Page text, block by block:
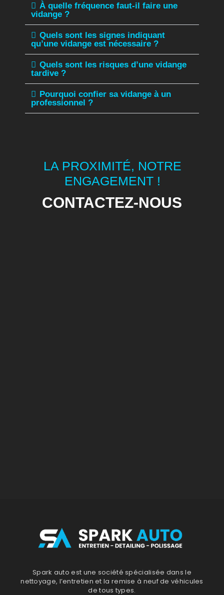
À quelle fréquence faut-il faire une
vidange ?
Quels sont les signes indiquant
qu’une vidange est nécessaire ?
Quels sont les risques d’une vidange
tardive ?
Pourquoi confier sa vidange à un
professionnel ?
LA PROXIMITÉ, NOTRE
ENGAGEMENT !
CONTACTEZ-NOUS
Spark auto est une société spécialisée dans le
nettoyage, l’entretien et la remise à neuf de véhicules
de tous types.